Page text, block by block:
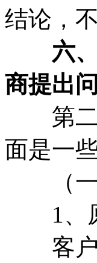
结论，
六、
商提出
第二
面是一
（一
1、原
客户